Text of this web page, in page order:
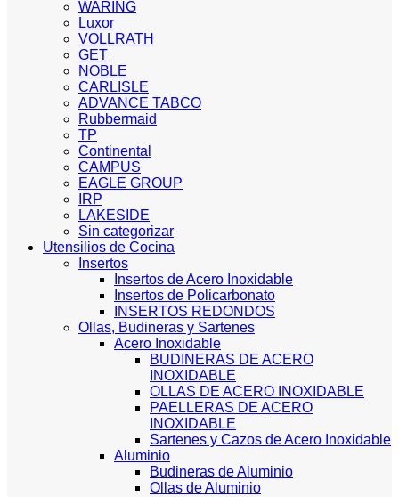
WARING
Luxor
VOLLRATH
GET
NOBLE
CARLISLE
ADVANCE TABCO
Rubbermaid
TP
Continental
CAMPUS
EAGLE GROUP
IRP
LAKESIDE
Sin categorizar
Utensilios de Cocina
Insertos
Insertos de Acero Inoxidable
Insertos de Policarbonato
INSERTOS REDONDOS
Ollas, Budineras y Sartenes
Acero Inoxidable
BUDINERAS DE ACERO
INOXIDABLE
OLLAS DE ACERO INOXIDABLE
PAELLERAS DE ACERO
INOXIDABLE
Sartenes y Cazos de Acero Inoxidable
Aluminio
Budineras de Aluminio
Ollas de Aluminio